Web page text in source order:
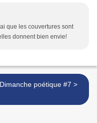
que les couvertures sont
donnent bien envie!
Dimanche poétique #7 >